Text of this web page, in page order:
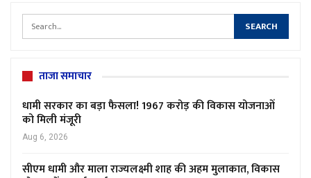
ताजा समाचार
धामी सरकार का बड़ा फैसला! 1967 करोड़ की विकास योजनाओं
को मिली मंजूरी
Aug 6, 2026
सीएम धामी और माला राज्यलक्ष्मी शाह की अहम मुलाकात, विकास